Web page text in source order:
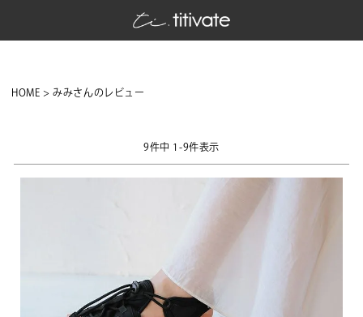
HOME みみさんのレビュー
9件中 1 -9件表示